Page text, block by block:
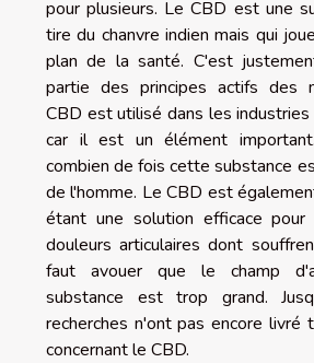
pour plusieurs. Le CBD est une
tire du chanvre indien mais qui
plan de la santé. C'est
partie des principes actifs des
CBD est utilisé dans les industries
car il est un élément
combien de fois cette substance
de l'homme. Le CBD est
étant une solution efficace pour
douleurs articulaires dont
faut avouer que le champ
substance est trop grand.
recherches n'ont pas encore livré
concernant le CBD.